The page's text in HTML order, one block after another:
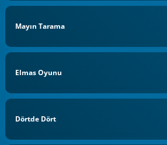
Mayın Tarama
Elmas Oyunu
Dörtde Dört